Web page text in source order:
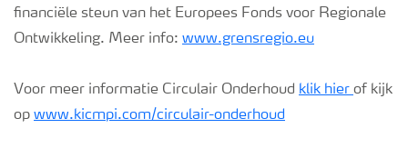
financiële steun van het Europees Fonds voor Regionale
Ontwikkeling. Meer info: www.grensregio.eu
Voor meer informatie Circulair Onderhoud klik hier of kijk
op www.kicmpi.com/circulair-onderhoud